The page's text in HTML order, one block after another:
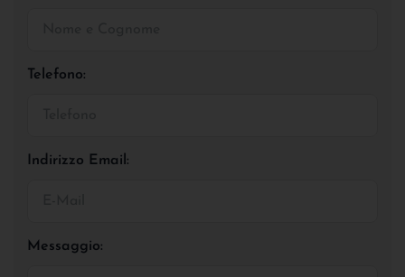
Telefono:
Indirizzo Email:
Messaggio: